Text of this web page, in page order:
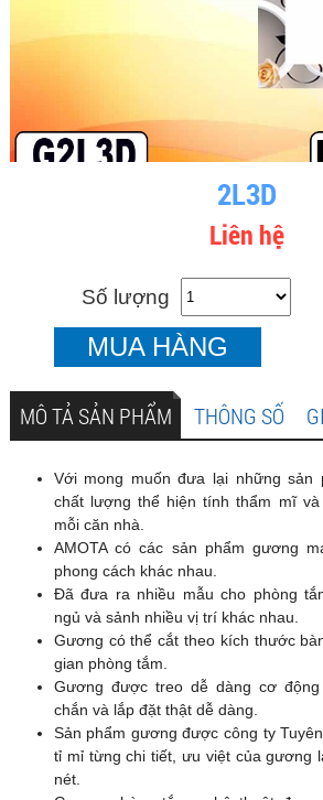
2L3D
Liên hệ
Số lượng
MUA HÀNG
MÔ TẢ SẢN PHẨM THÔNG SỐ
Với mong muốn đưa lại những sản
chất lượng thể hiện tính thẩm mĩ
mỗi căn nhà.
AMOTA có các sản phẩm gương
phong cách khác nhau.
Đã đưa ra nhiều mẫu cho phòng
ngủ và sảnh nhiều vị trí khác nhau.
Gương có thể cắt theo kích thước
gian phòng tắm.
Gương được treo dễ dàng cơ
chắn và lắp đặt thật dễ dàng.
Sản phẩm gương được công ty
tỉ mỉ từng chi tiết, ưu việt của gương
nét.